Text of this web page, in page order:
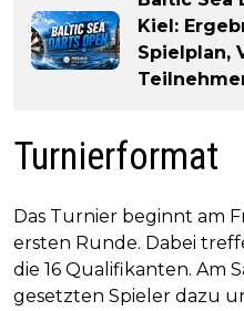
Kiel:
Spielplan,
Turnierformat
Das Turnier beginnt am
ersten Runde. Dabei
die 16 Qualifikanten. Am
gesetzten Spieler dazu